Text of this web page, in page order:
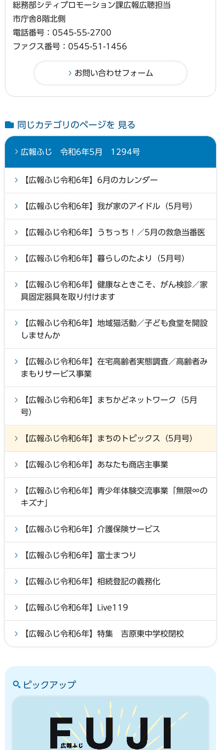
総務部シティプロモーション課広報広聴担当
市庁舎8階北側
電話番号：0545-55-2700
ファクス番号：0545-51-1456
同じカテゴリのページを 見る
広報ふじ 令和6年5月 1294号
【広報ふじ令和6年】6月のカレンダー
【広報ふじ令和6年】我が家のアイドル（5月号）
【広報ふじ令和6年】うちっち！／5月の救急当番医
【広報ふじ令和6年】暮らしのたより（5月号）
【広報ふじ令和6年】健康なときこそ、がん検診／家
具固定器具を取り付けます
【広報ふじ令和6年】地域猫活動／子ども食堂を開設
しませんか
【広報ふじ令和6年】在宅高齢者実態調査／高齢者み
まもりサービス事業
【広報ふじ令和6年】まちかどネットワーク（5月
号）
【広報ふじ令和6年】まちのトピックス（5月号）
【広報ふじ令和6年】あなたも商店主事業
【広報ふじ令和6年】青少年体験交流事業「無限∞の
キズナ」
【広報ふじ令和6年】介護保険サービス
【広報ふじ令和6年】富士まつり
【広報ふじ令和6年】相続登記の義務化
【広報ふじ令和6年】Live119
【広報ふじ令和6年】特集 吉原東中学校閉校
ピックアップ